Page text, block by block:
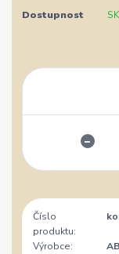
Dostupnost
Číslo
produktu:
Výrobce: